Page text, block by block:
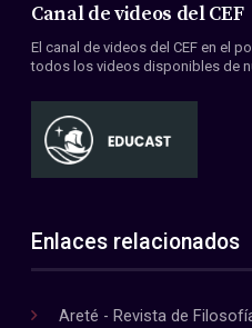
Canal de videos del CEF
El canal de videos del CEF en el
todos los videos disponibles de
Enlaces relacionados
Areté - Revista de